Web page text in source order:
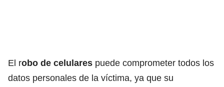
El robo de celulares puede comprometer todos los
datos personales de la víctima, ya que su